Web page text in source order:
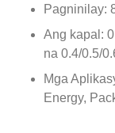
Pagninilay:
Ang kapal:
na 0.4/0.5/
Mga
Energy,